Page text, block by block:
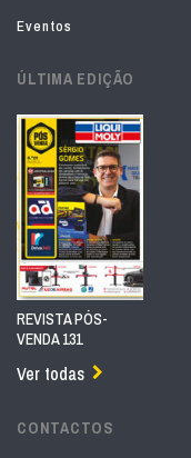
Eventos
ÚLTIMA EDIÇÃO
REVISTA PÓS-
VENDA 131
Ver todas
CONTACTOS